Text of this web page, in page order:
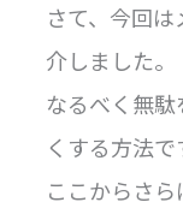
さて、今回
介しました。
なるべく無
くする方法で
ここからさ